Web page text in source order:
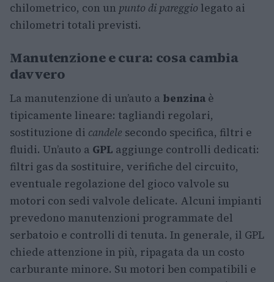
chilometrico, con un punto di pareggio legato ai
chilometri totali previsti.
Manutenzione e cura: cosa cambia
davvero
La manutenzione di un’auto a benzina è
tipicamente lineare: tagliandi regolari,
sostituzione di candele secondo specifica, filtri e
fluidi. Un’auto a GPL aggiunge controlli dedicati:
filtri gas da sostituire, verifiche del circuito,
eventuale regolazione del gioco valvole su
motori con sedi valvole delicate. Alcuni impianti
prevedono manutenzioni programmate del
serbatoio e controlli di tenuta. In generale, il GPL
chiede attenzione in più, ripagata da un costo
carburante minore. Su motori ben compatibili e